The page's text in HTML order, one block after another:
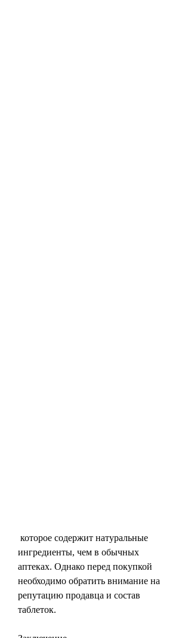
ингредиенты, чем в обычных
аптеках. Однако перед покупкой
необходимо обратить внимание на
репутацию продавца и состав
таблеток.